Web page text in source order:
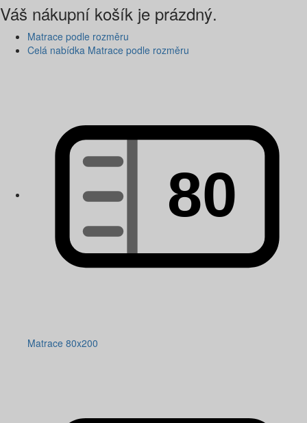
Váš nákupní košík je prázdný.
Matrace podle rozměru
Celá nabídka Matrace podle rozměru
Matrace 80x200